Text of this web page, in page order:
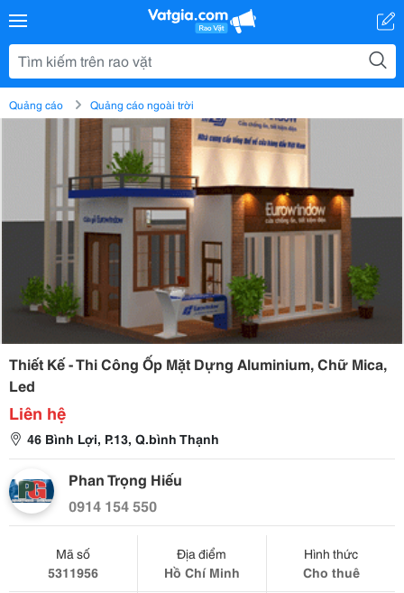
Quảng cáo Quảng cáo ngoài trời
Thiết Kế - Thi Công Ốp Mặt Dựng Aluminium, Chữ Mica,
Led
Liên hệ
46 Bình Lợi, P.13, Q.bình Thạnh
Phan Trọng Hiếu
0914 154 550
Mã số
5311956
Địa điểm
Hồ Chí Minh
Hình thức
Cho thuê